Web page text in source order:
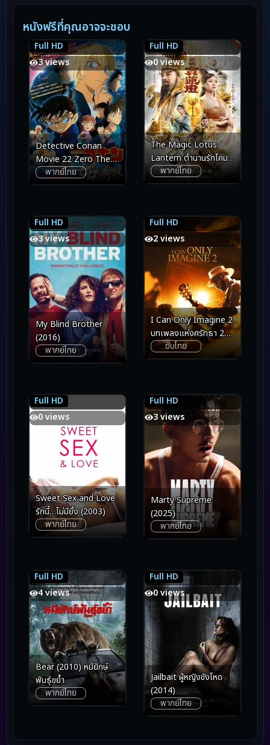
หนังฟรีที่คุณอาจจะชอบ
Full HD
6.2
3 views
6.2
Detective Conan
Movie 22 Zero The
Enforcer ยอดนักสืบจิ๋ว
โคนัน ปฏิบัติการสายลับ
พากย์ไทย
Full HD
5.0
0 views
5.0
The Magic Lotus
Lantern ตำนานรักโคม
สวรรค์ (2021)
พากย์ไทย
Full HD
5.9
3 views
5.9
My Blind Brother
(2016)
พากย์ไทย
Full HD
6.5
2 views
6.5
I Can Only Imagine 2
บทเพลงแห่งศรัทธา 2
(2026)ซับไทย
Full HD
7.9
0 views
7.9
Sweet Sex and Love
รักนี้…ไม่มียั้ง (2003)
พากย์ไทย
Full HD
4.7
3 views
4.7
Marty Supreme
(2025)
พากย์ไทย
Full HD
4.6
4 views
4.6
Bear (2010) หมียักษ์
พันธุ์ขย้ำ
พากย์ไทย
Full HD
4.7
0 views
4.7
Jailbait ผู้หญิงขังโหด
(2014)
พากย์ไทย